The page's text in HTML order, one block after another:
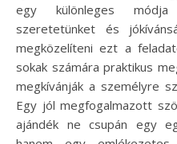
egy különleges
szeretetünket és
megközelíteni ezt a
sokak számára praktikus
megkívánják a személyre
Egy jól megfogalmazott
ajándék ne csupán egy